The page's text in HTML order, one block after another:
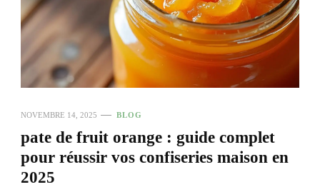
NOVEMBRE 14, 2025 BLOG
pate de fruit orange : guide complet
pour réussir vos confiseries maison en
2025